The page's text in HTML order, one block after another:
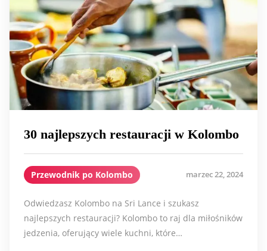
30 najlepszych restauracji w Kolombo
Przewodnik po Kolombo marzec 22, 2024
Odwiedzasz Kolombo na Sri Lance i szukasz
najlepszych restauracji? Kolombo to raj dla miłośników
jedzenia, oferujący wiele kuchni, które…